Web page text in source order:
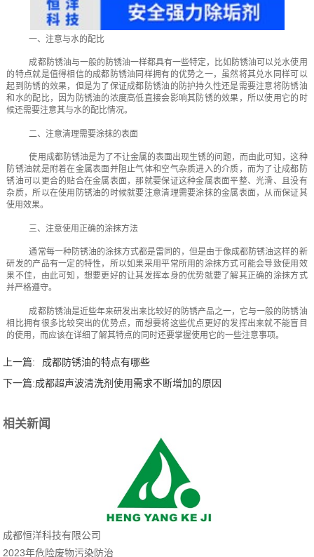
一、注意与水的配比
成都防锈油与一般的防锈油一样都具有一些特定，比如防锈油可以兑水使用
的特点就是值得相信的成都防锈油同样拥有的优势之一，虽然将其兑水同样可以
起到防锈的效果，但是为了保证成都防锈油的防护持久性还是需要注意将防锈油
和水的配比，因为防锈油的浓度高低直接会影响其防锈的效果，所以使用它的时
候还需要注意其与水的配比情况。
二、注意清理需要涂抹的表面
使用成都防锈油是为了不让金属的表面出现生锈的问题，而由此可知，这种
防锈油就是附着在金属表面并阻止气体和空气杂质进入的介质，而为了让成都防
锈油可以更合的贴合在金属表面，那就要保证这种金属表面平整、光滑、且没有
杂质，所以在使用防锈油的时候就要注意清理需要涂抹的金属表面，从而保证其
使用效果。
三、注意使用正确的涂抹方法
通常每一种防锈油的涂抹方式都是雷同的，但是由于像成都防锈油这样的新
研发的产品有一定的特性，所以如果采用平常所用的涂抹方式可能会导致使用效
果不佳，由此可知，想要更好的让其发挥本身的优势就要了解其正确的涂抹方式
并严格遵守。
成都防锈油是近些年来研发出来比较好的防锈产品之一，它与一般的防锈油
相比拥有很多比较突出的优势点，而想要将这些优点更好的发挥出来就不能盲目
的使用，而应该在详细了解其特点的同时还要掌握使用它的一些注意事项。
上一篇:
成都防锈油的特点有哪些
下一篇:成都超声波清洗剂使用需求不断增加的原因
相关新闻
成都恒洋科技有限公司
2023年危险废物污染防治